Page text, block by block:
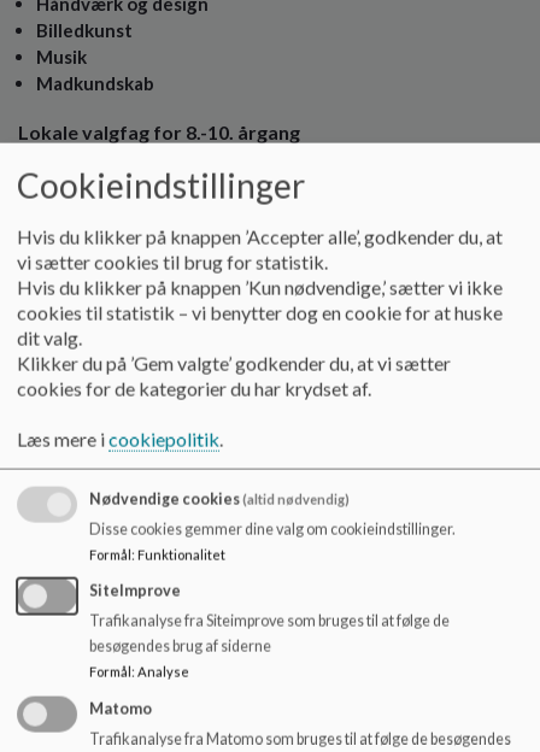
Billedkunst
Musik
Madkundskab
Lokale valgfag for 8.-10. årgang
Eleverne kan vælge mellem flere lokale valgfag, der giver
dem mulighed for at fordybe sig i fagfaglige, aktiviteter,
musiske- og praktiske fag.
Hør nærmere herom i udskolingen.
Idræt og bevægelse
undervisningen.
Fra børnehaveklasse til 10. klasse har vi idræt på skemaet,
som foregår i egne idrætshaller og i vores idrætsanlæg med
boldbaner og atletikfaciliteter.
På 5. årgang samarbejder vi med SHORES Langeland om
svømning i havet, som vi kalder SvØms.
Cookieindstillinger
Hvis du klikker på knappen ’Accepter alle’, godkender du, at
vi sætter cookies til brug for statistik.
Hvis du klikker på knappen ’Kun nødvendige,’ sætter vi ikke
cookies til statistik – vi benytter dog en cookie for at huske
dit valg.
Klikker du på ’Gem valgte’ godkender du, at vi sætter
cookies for de kategorier du har krydset af.
Læs mere icookiepolitik.
Nødvendige cookies(altid nødvendig)
Disse cookies gemmer dine valg om cookieindstillinger.
Formål: Funktionalitet
SiteImprove
Trafikanalyse fra Siteimprove som bruges til at følge de
besøgendes brug af siderne
Formål : Analyse
Matomo
Trafikanalyse fra Matomo som bruges til at følge de besøgendes